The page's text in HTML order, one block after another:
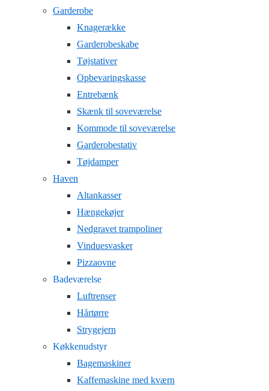
Garderobe
Knagerække
Garderobeskabe
Tøjstativer
Opbevaringskasse
Entrebænk
Skænk til soveværelse
Kommode til soveværelse
Garderobestativ
Tøjdamper
Haven
Altankasser
Hængekøjer
Nedgravet trampoliner
Vinduesvasker
Pizzaovne
Badeværelse
Luftrenser
Hårtørre
Strygejern
Køkkenudstyr
Bagemaskiner
Kaffemaskine med kværn